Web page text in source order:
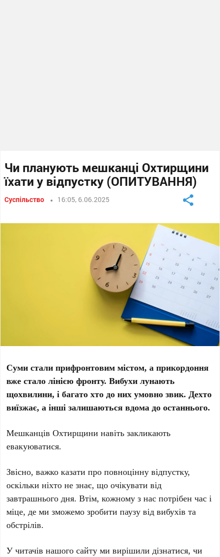
Чи планують мешканці Охтирщини
їхати у відпустку (ОПИТУВАННЯ)
Суспільство 16:05, 6.06.2025
Суми стали прифронтовим містом, а прикордоння
вже стало лінією фронту. Вибухи лунають
щохвилини, і багато хто до них умовно звик. Дехто
виїзжає, а інші залишаються вдома до останнього.
Мешканців Охтирщини навіть закликають
евакуюватися.
Звісно, важко казати про повноцінну відпустку,
оскільки ніхто не знає, що очікувати від
завтрашнього дня. Втім, кожному з нас потрібен час і
міце, де ми зможемо зробити паузу від вибухів та
обстрілів.
У читачів нашого сайту ми вирішили дізнатися, чи